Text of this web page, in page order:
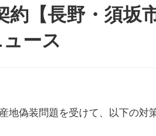
【長野・須坂
ース
偽装問題を受けて、以下の対